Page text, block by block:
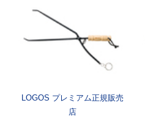
LOGOS プレミアム正規販売
店